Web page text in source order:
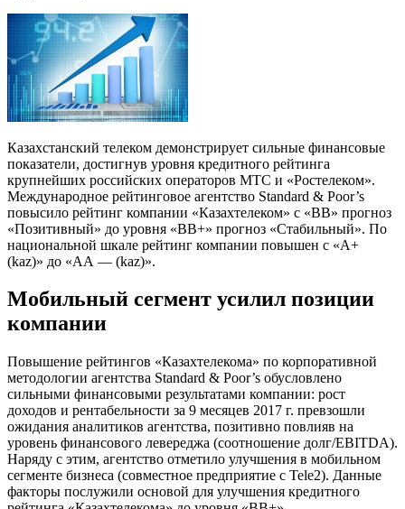
Казахстанский телеком демонстрирует сильные финансовые
показатели, достигнув уровня кредитного рейтинга
крупнейших российских операторов МТС и «Ростелеком».
Международное рейтинговое агентство Standard & Poor’s
повысило рейтинг компании «Казахтелеком» с «BB» прогноз
«Позитивный» до уровня «ВВ+» прогноз «Стабильный». По
национальной шкале рейтинг компании повышен с «A+
(kaz)» до «AА — (kaz)».
Мобильный сегмент усилил позиции
компании
Повышение рейтингов «Казахтелекома» по корпоративной
методологии агентства Standard & Poor’s обусловлено
сильными финансовыми результатами компании: рост
доходов и рентабельности за 9 месяцев 2017 г. превзошли
ожидания аналитиков агентства, позитивно повлияв на
уровень финансового левереджа (соотношение долг/EBITDA).
Наряду с этим, агентство отметило улучшения в мобильном
сегменте бизнеса (cовместное предприятие с Tele2). Данные
факторы послужили основой для улучшения кредитного